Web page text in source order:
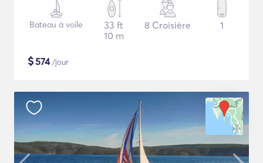
Bateau à voile
33 ft
10 m
8 Croisière 1
$574/jour